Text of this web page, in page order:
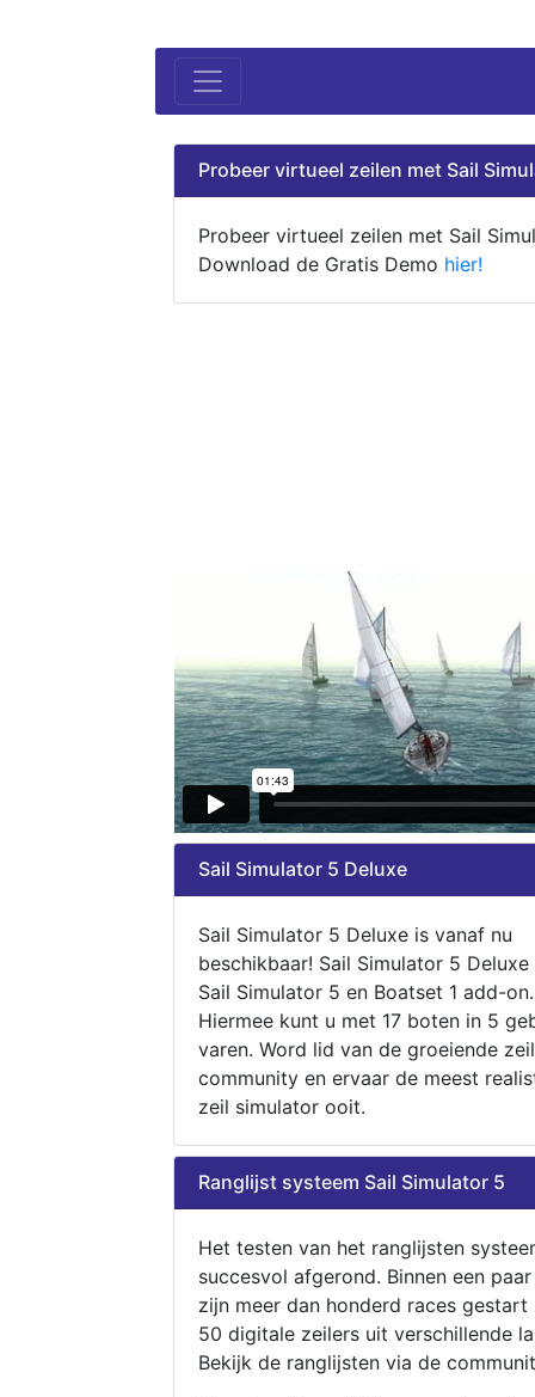
Probeer virtueel zeilen met Sail
Probeer virtueel zeilen met Sail
Download de Gratis Demo hier!
Sail Simulator 5 Deluxe
Sail Simulator 5 Deluxe is vanaf nu
beschikbaar! Sail Simulator 5
Sail Simulator 5 en Boatset 1 add-on.
Hiermee kunt u met 17 boten in 5
varen. Word lid van de groeiende zeil
community en ervaar de meest
zeil simulator ooit.
Ranglijst systeem Sail Simulator 5
Het testen van het ranglijsten
succesvol afgerond. Binnen een
zijn meer dan honderd races gestart
50 digitale zeilers uit verschillende
Bekijk de ranglijsten via de